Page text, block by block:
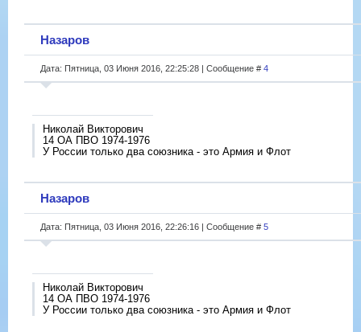
Назаров
Дата: Пятница, 03 Июня 2016, 22:25:28 | Сообщение # 4
Николай Викторович
14 ОА ПВО 1974-1976
У России только два союзника - это Армия и Флот
Назаров
Дата: Пятница, 03 Июня 2016, 22:26:16 | Сообщение # 5
Николай Викторович
14 ОА ПВО 1974-1976
У России только два союзника - это Армия и Флот